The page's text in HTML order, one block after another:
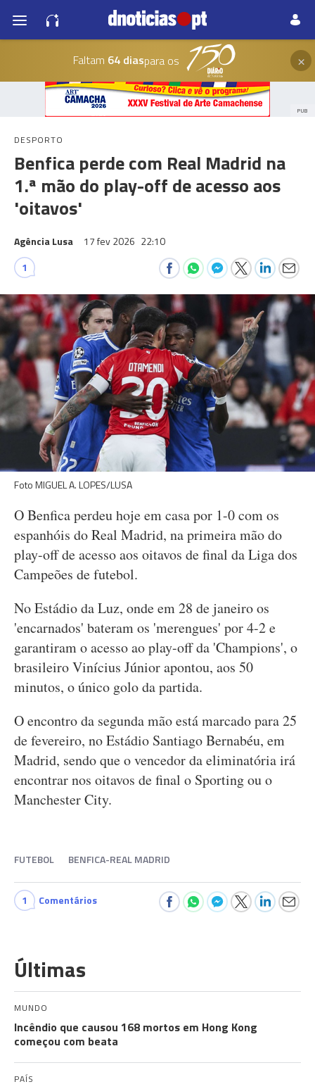
Faltam 64 diaspara os ×
PUB
DESPORTO
Benfica perde com Real Madrid na
1.ª mão do play-off de acesso aos
'oitavos'
Agência Lusa 17 fev 2026 22:10
1
Foto MIGUEL A. LOPES/LUSA
O Benfica perdeu hoje em casa por 1-0 com os
espanhóis do Real Madrid, na primeira mão do
play-off de acesso aos oitavos de final da Liga dos
Campeões de futebol.
No Estádio da Luz, onde em 28 de janeiro os
'encarnados' bateram os 'merengues' por 4-2 e
garantiram o acesso ao play-off da 'Champions', o
brasileiro Vinícius Júnior apontou, aos 50
minutos, o único golo da partida.
O encontro da segunda mão está marcado para 25
de fevereiro, no Estádio Santiago Bernabéu, em
Madrid, sendo que o vencedor da eliminatória irá
encontrar nos oitavos de final o Sporting ou o
Manchester City.
FUTEBOL BENFICA-REAL MADRID
1 Comentários
Últimas
MUNDO
Incêndio que causou 168 mortos em Hong Kong
começou com beata
PAÍS